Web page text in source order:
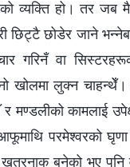
व्यक्ति हो। तर जब
छिट्टै छोडेर जाने
गरिनँ वा
खोलमा लुक्न
मण्डलीको कामलाई
परमेश्‍वरको
बनेको भए पनि